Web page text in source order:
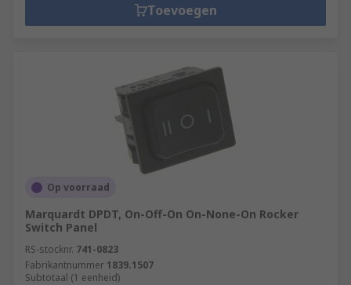
Toevoegen
Op voorraad
Marquardt DPDT, On-Off-On On-None-On Rocker
Switch Panel
RS-stocknr. 741-0823
Fabrikantnummer 1839.1507
Subtotaal (1 eenheid)